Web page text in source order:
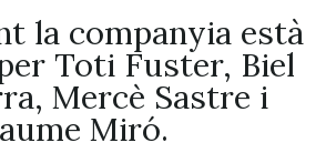
la companyia està
Toti Fuster, Biel
Mercè Sastre i
Miró.